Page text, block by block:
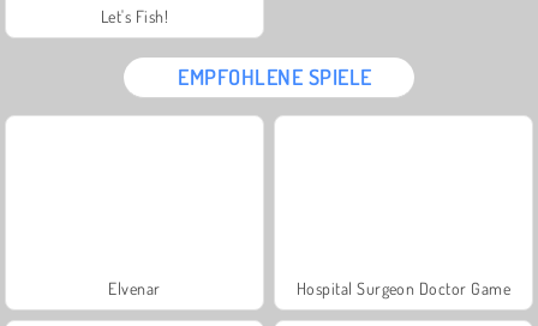
Let's Fish!
EMPFOHLENE SPIELE
Elvenar Hospital Surgeon Doctor Game